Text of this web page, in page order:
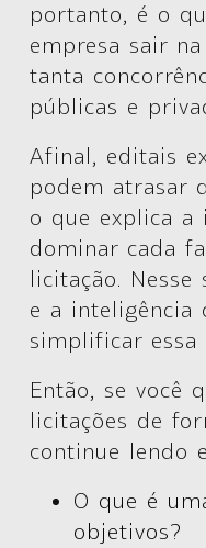
portanto, é o
empresa sair
tanta
públicas e
Afinal, editais
podem atrasar
o que explica a
dominar cada
licitação.
e a inteligência
simplificar essa
Então, se você
licitações de
continue lendo
O que é
objetivos?